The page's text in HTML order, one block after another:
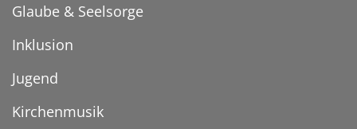
Glaube & Seelsorge
Inklusion
Jugend
Kirchenmusik